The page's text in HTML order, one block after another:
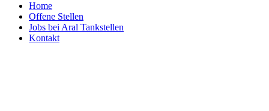
Home
Offene Stellen
Jobs bei Aral Tankstellen
Kontakt